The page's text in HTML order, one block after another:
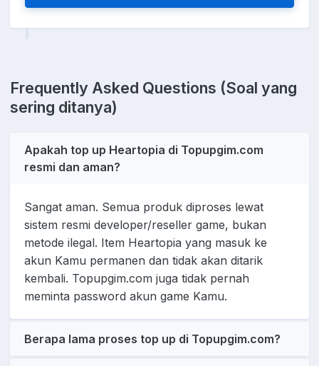
Frequently Asked Questions (Soal yang
sering ditanya)
Apakah top up Heartopia di Topupgim.com
resmi dan aman?
Sangat aman. Semua produk diproses lewat
sistem resmi developer/reseller game, bukan
metode ilegal. Item Heartopia yang masuk ke
akun Kamu permanen dan tidak akan ditarik
kembali. Topupgim.com juga tidak pernah
meminta password akun game Kamu.
Berapa lama proses top up di Topupgim.com?